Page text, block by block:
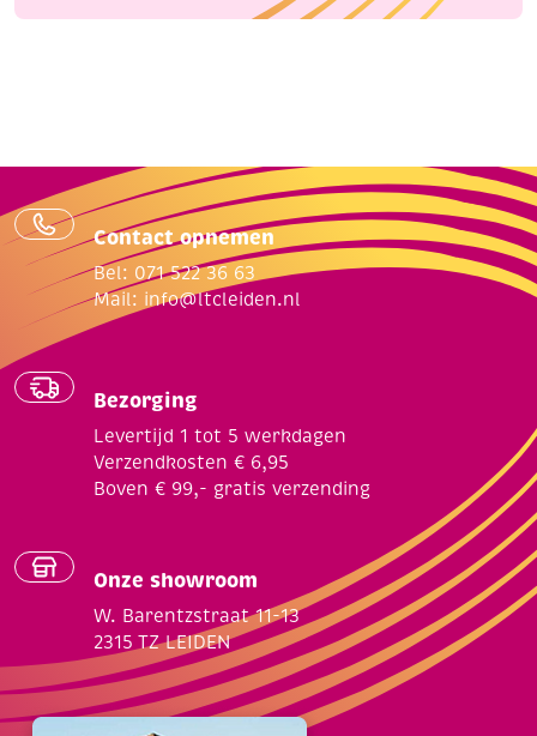
Contact opnemen
Bel: 071 522 36 63
Mail: info@ltcleiden.nl
Bezorging
Levertijd 1 tot 5 werkdagen
Verzendkosten € 6,95
Boven € 99,- gratis verzending
Onze showroom
W. Barentzstraat 11-13
2315 TZ LEIDEN